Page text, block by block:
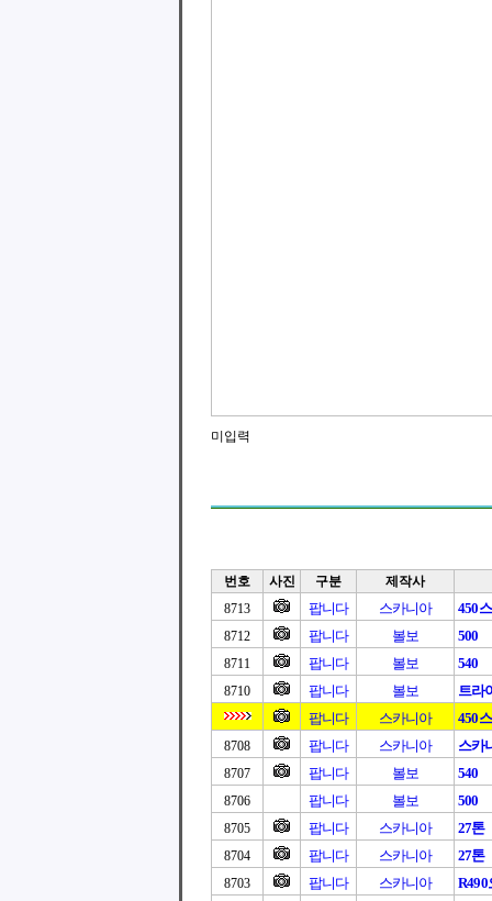
미입력
번호 사진 구분
제작사
8713
팝니다 스카니아 450
8712 팝니다 볼보 500
8711 팝니다 볼보 540
8710 팝니다 볼보
트라
팝니다
스카니아 450
8708 팝니다 스카니아 스카
8707 팝니다 볼보 540
8706 팝니다 볼보 500
8705 팝니다 스카니아 27톤
8704 팝니다 스카니아 27톤
8703 팝니다 스카니아 R490